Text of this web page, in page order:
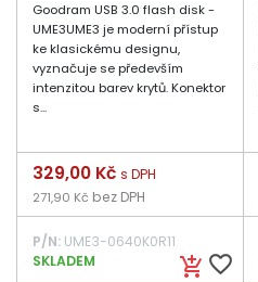
Goodram USB 3.0 flash disk -
UME3UME3 je moderní přístup
ke klasickému designu,
vyznačuje se především
intenzitou barev krytů. Konektor
s...
add_shopping_cart favorite_border
Cena
329,00 Kč s DPH
271,90 Kč bez DPH
P/N: UME3-0640K0R11
SKLADEM